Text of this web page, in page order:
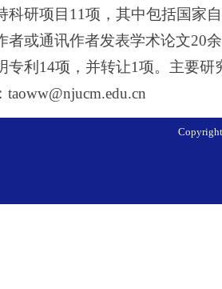
科研项目 11项，其中包括国家
者或通讯作者发表学术论文20
专利 14项，并转让1项。主要研
taoww@njucm.edu.cn